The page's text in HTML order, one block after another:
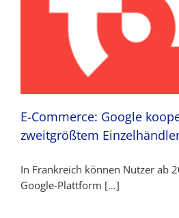
E-Commerce: Google
zweitgrößtem
In Frankreich können Nutzer ab
Google-Plattform […]